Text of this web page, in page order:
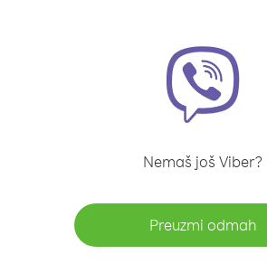
Nemaš još Viber?
Preuzmi odmah